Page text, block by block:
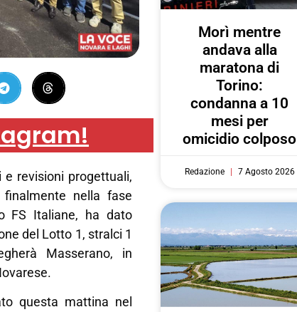
e revisioni progettuali,
finalmente nella fase
FS Italiane, ha dato
del Lotto 1, stralci 1
Masserano, in
questa mattina nel
Morì mentre
andava alla
maratona di
Torino:
condanna a 10
mesi per
omicidio colposo
Redazione 7 Agosto 2026